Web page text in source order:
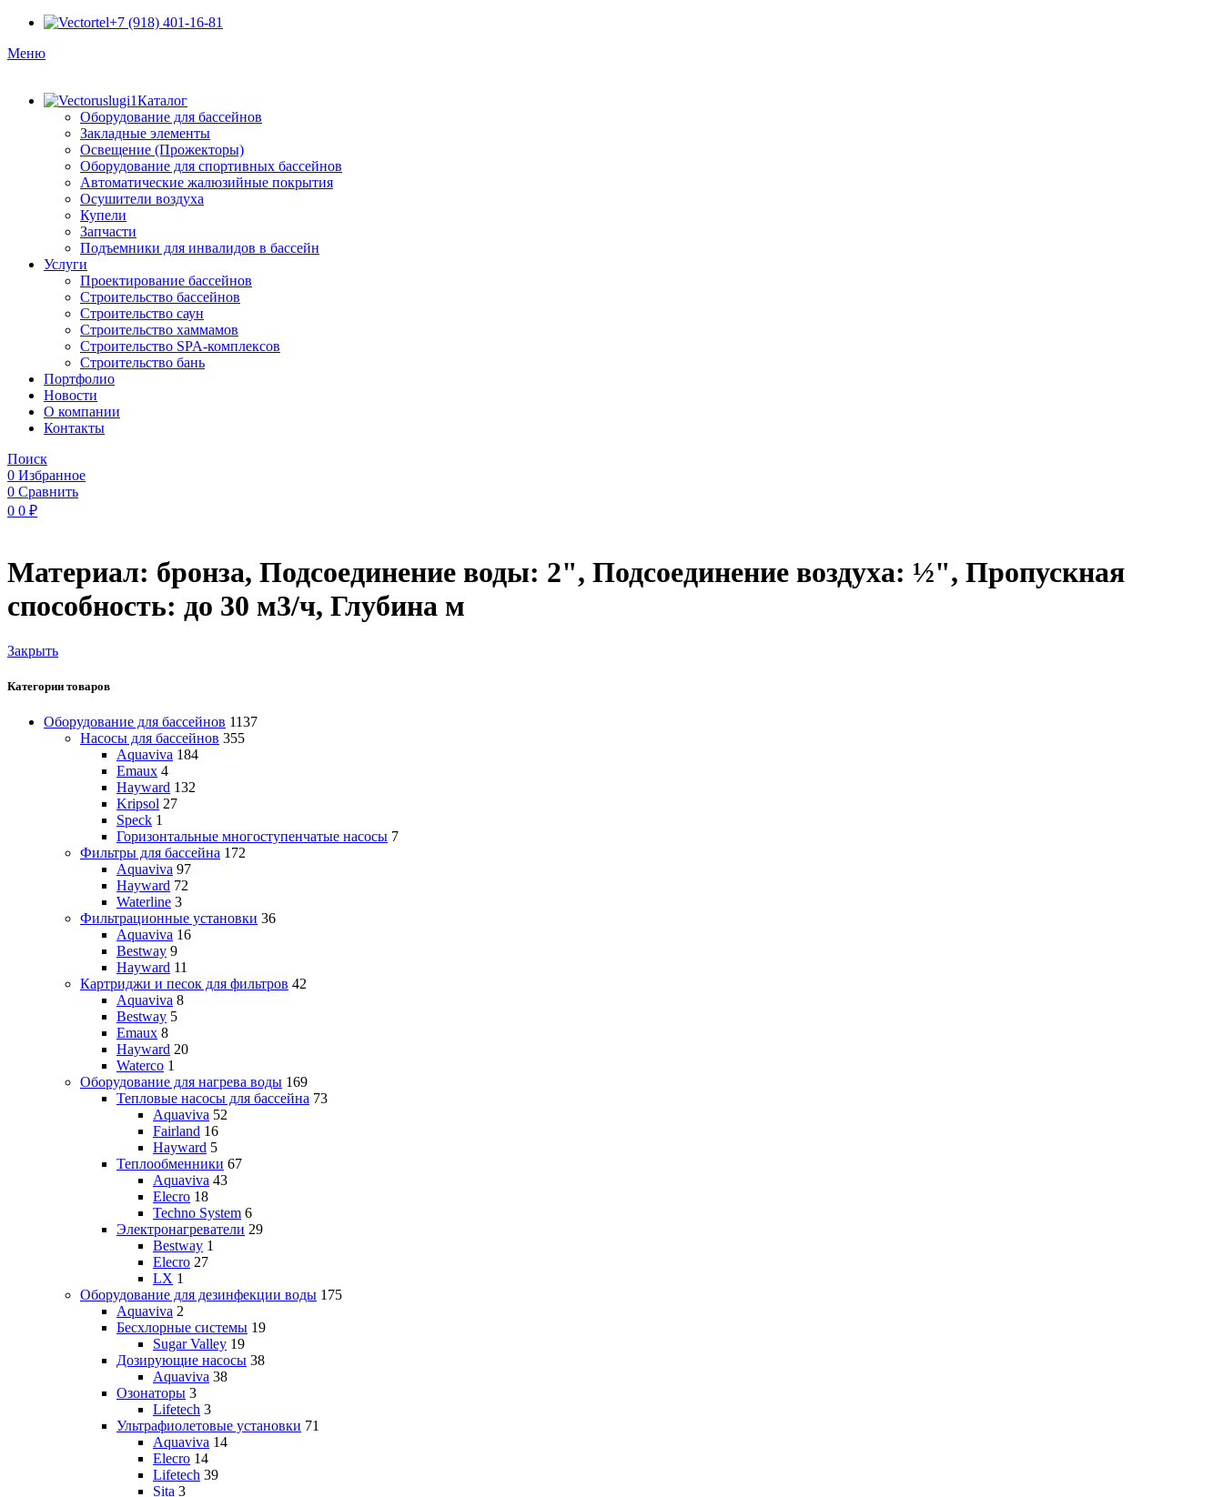
+7 (918) 401-16-81
Меню
Каталог
Оборудование для бассейнов
Закладные элементы
Освещение (Прожекторы)
Оборудование для спортивных бассейнов
Автоматические жалюзийные покрытия
Осушители воздуха
Купели
Запчасти
Подъемники для инвалидов в бассейн
Услуги
Проектирование бассейнов
Строительство бассейнов
Строительство саун
Строительство хаммамов
Строительство SPA-комплексов
Строительство бань
Портфолио
Новости
O компании
Контакты
Поиск
0 Избранное
0 Сравнить
0 0 ₽
Материал: бронза, Подсоединение воды: 2", Подсоединение воздуха: ½", Пропускная
способность: до 30 м3/ч, Глубина м
Закрыть
Категории товаров
Оборудование для бассейнов 1137
Насосы для бассейнов 355
Aquaviva 184
Emaux 4
Hayward 132
Kripsol 27
Speck 1
Горизонтальные многоступенчатые насосы 7
Фильтры для бассейна 172
Aquaviva 97
Hayward 72
Waterline 3
Фильтрационные установки 36
Aquaviva 16
Bestway 9
Hayward 11
Картриджи и песок для фильтров 42
Aquaviva 8
Bestway 5
Emaux 8
Hayward 20
Waterco 1
Оборудование для нагрева воды 169
Тепловые насосы для бассейна 73
Aquaviva 52
Fairland 16
Hayward 5
Теплообменники 67
Aquaviva 43
Elecro 18
Techno System 6
Электронагреватели 29
Bestway 1
Elecro 27
LX 1
Оборудование для дезинфекции воды 175
Aquaviva 2
Бесхлорные системы 19
Sugar Valley 19
Дозирующие насосы 38
Aquaviva 38
Озонаторы 3
Lifetech 3
Ультрафиолетовые установки 71
Aquaviva 14
Elecro 14
Lifetech 39
Sita 3